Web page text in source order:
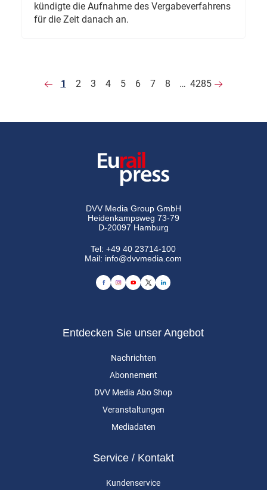
kündigte die Aufnahme des Vergabeverfahrens
für die Zeit danach an.
1 2 3 4 5 6 7 8 … 4285
DVV Media Group GmbH
Heidenkampsweg 73-79
D-20097 Hamburg
Tel:+49 40 23714-100
Mail: info@dvvmedia.com
Entdecken Sie unser Angebot
Nachrichten
Abonnement
DVV Media Abo Shop
Veranstaltungen
Mediadaten
Service / Kontakt
Kundenservice